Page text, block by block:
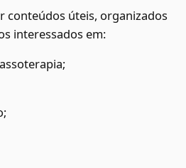
conteúdos úteis, organizados
interessados em: